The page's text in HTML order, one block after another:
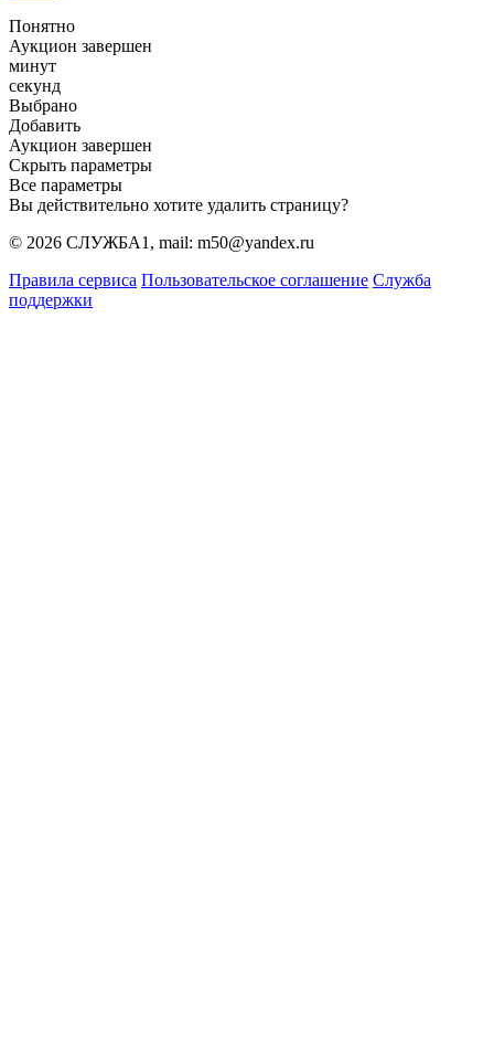
Понятно
Аукцион завершен
минут
секунд
Выбрано
Добавить
Аукцион завершен
Скрыть параметры
Все параметры
Вы действительно хотите удалить страницу?
© 2026 СЛУЖБА1, mail: m50@yandex.ru
Правила сервиса Пользовательское соглашение Служба
поддержки